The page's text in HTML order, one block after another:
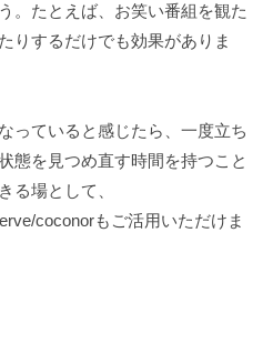
。たとえば、お笑い番組を観た
りするだけでも効果がありま
っていると感じたら、一度立ち
態を見つめ直す時間を持つこと
る場として、
coconorもご活用いただけま